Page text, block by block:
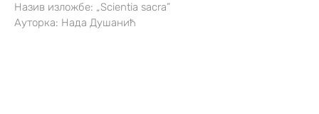
Назив изложбе: „Scientia sacra”
Ауторка: Нада Душанић